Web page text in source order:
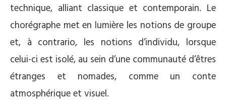
technique, alliant classique et contemporain. Le
chorégraphe met en lumière les notions de groupe
et, à contrario, les notions d’individu, lorsque
celui-ci est isolé, au sein d’une communauté d’êtres
étranges et nomades, comme un conte
atmosphérique et visuel.